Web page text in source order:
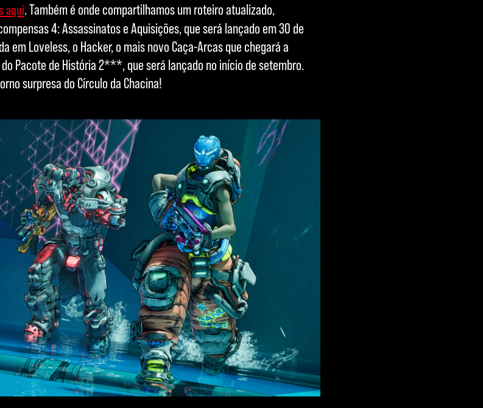
aqui. Também é onde compartilhamos um roteiro atualizado,
4: Assassinatos e Aquisições, que será lançado em 30 de
em Loveless, o Hacker, o mais novo Caça-Arcas que chegará a
do Pacote de História 2***, que será lançado no início de setembro.
surpresa do Círculo da Chacina!